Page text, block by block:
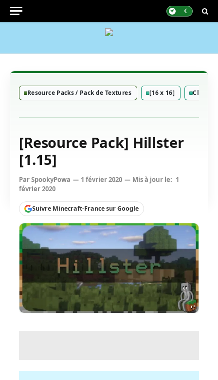
Resource Packs / Pack de Textures [16 x 16]
[Resource Pack] Hillster
[1.15]
ParSpookyPowa 1 février 2020 Mis à jour le: 1
février 2020
Suivre Minecraft-France sur Google